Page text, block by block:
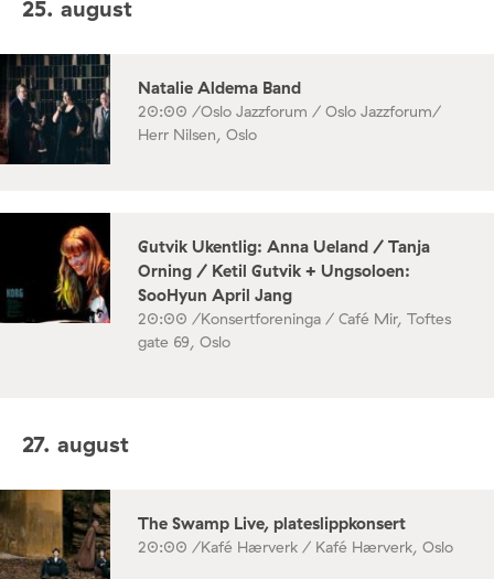
25. august
Natalie Aldema Band
20:00 /Oslo Jazzforum / Oslo Jazzforum/
Herr Nilsen, Oslo
Gutvik Ukentlig: Anna Ueland / Tanja
Orning / Ketil Gutvik + Ungsoloen:
SooHyun April Jang
20:00 /Konsertforeninga / Café Mir, Toftes
gate 69, Oslo
27. august
The Swamp Live, plateslippkonsert
20:00 /Kafé Hærverk / Kafé Hærverk, Oslo